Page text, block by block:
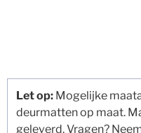
Let op: Mogelijke
deurmatten op maat.
geleverd. Vragen?